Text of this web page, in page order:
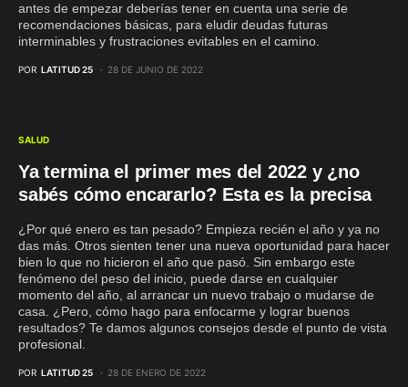
antes de empezar deberías tener en cuenta una serie de
recomendaciones básicas, para eludir deudas futuras
interminables y frustraciones evitables en el camino.
POR LATITUD 25 28 DE JUNIO DE 2022
SALUD
Ya termina el primer mes del 2022 y ¿no
sabés cómo encararlo? Esta es la precisa
¿Por qué enero es tan pesado? Empieza recién el año y ya no
das más. Otros sienten tener una nueva oportunidad para hacer
bien lo que no hicieron el año que pasó. Sin embargo este
fenómeno del peso del inicio, puede darse en cualquier
momento del año, al arrancar un nuevo trabajo o mudarse de
casa. ¿Pero, cómo hago para enfocarme y lograr buenos
resultados? Te damos algunos consejos desde el punto de vista
profesional.
POR LATITUD 25 28 DE ENERO DE 2022